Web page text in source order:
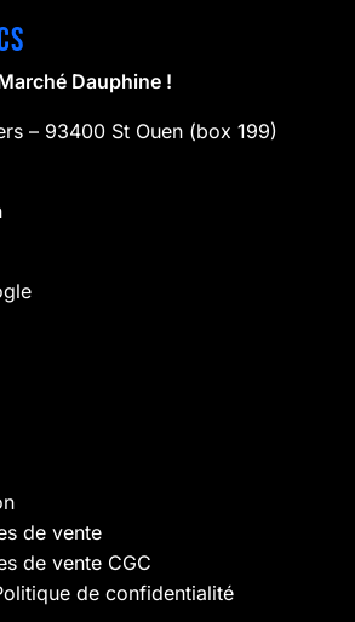
Dauphine !
– 93400 St Ouen (box 199)
de vente
de vente CGC
de confidentialité